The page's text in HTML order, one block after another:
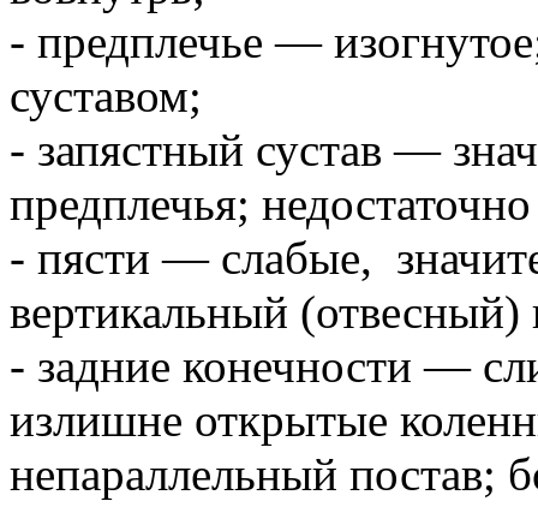
- предплечье —
суставом;
- запястный сустав —
предплечья;
- пясти — слабые,
вертикальный (отвесный)
- задние конечности —
излишне открытые
непараллельный постав;